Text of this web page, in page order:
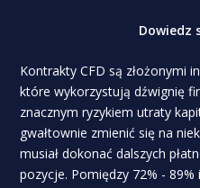
Dowiedz
Kontrakty CFD są złożonymi
które wykorzystują dźwignię
znacznym ryzykiem utraty
gwałtownie zmienić się na
musiał dokonać dalszych
pozycje. Pomiędzy 72% -